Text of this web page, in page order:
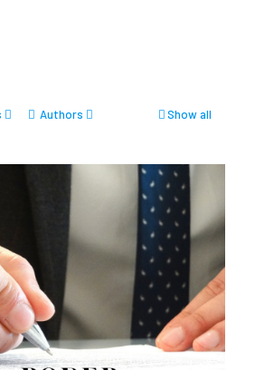
Authors Show all